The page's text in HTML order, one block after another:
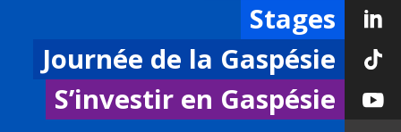
Stages
Journée de la Gaspésie
S’investir en Gaspésie